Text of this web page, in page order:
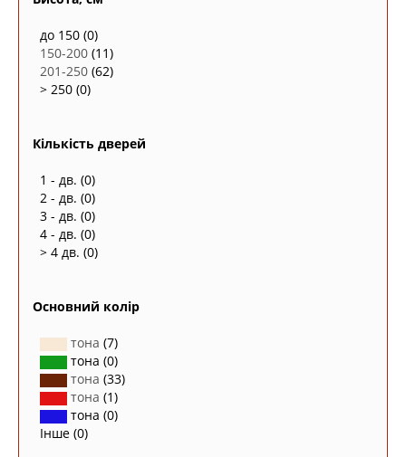
до 150 (0)
150-200 (11)
201-250 (62)
> 250 (0)
Кількість дверей
1 - дв. (0)
2 - дв. (0)
3 - дв. (0)
4 - дв. (0)
> 4 дв. (0)
Основний колір
тона (7)
тона (0)
тона (33)
тона (1)
тона (0)
Інше (0)